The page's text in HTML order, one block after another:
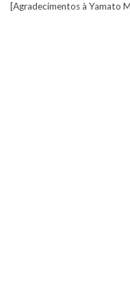
[Agradecimentos à Yamato